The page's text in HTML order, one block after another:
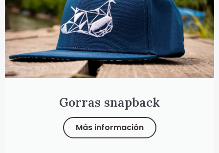
Gorras snapback
Más información